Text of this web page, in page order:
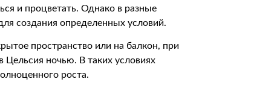
и процветать. Однако в разные
создания определенных условий.
пространство или на балкон, при
Цельсия ночью. В таких условиях
роста.